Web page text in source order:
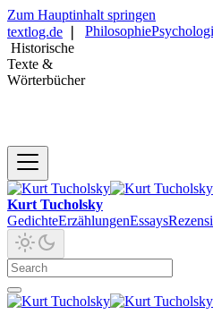
Zum Hauptinhalt springen
textlog.de
Historische
Texte &
Wörterbücher
Philosophie
Kurt Tucholsky
GedichteErzählungenEssays